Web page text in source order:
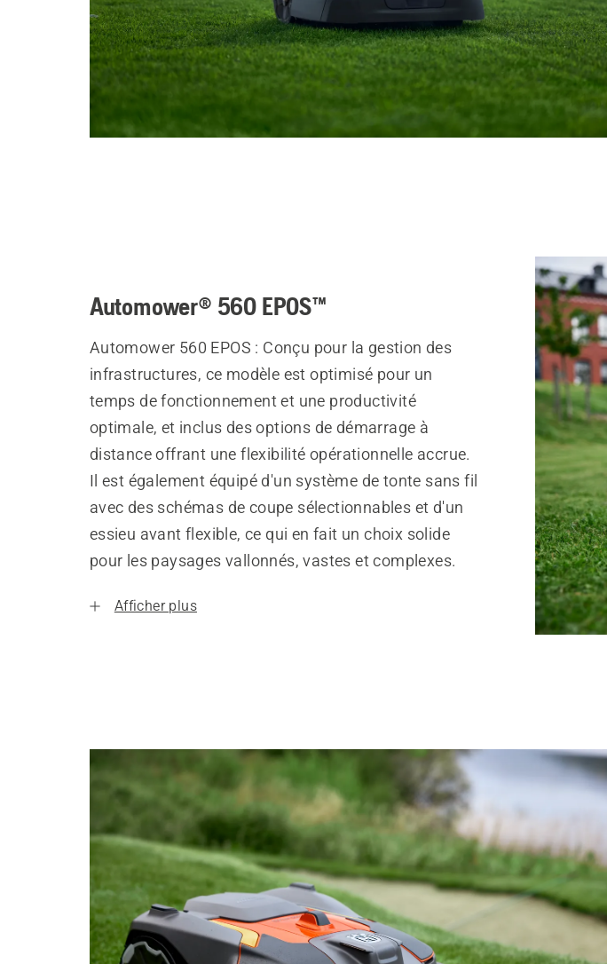
Automower® 560 EPOS™
Automower 560 EPOS : Conçu pour la gestion des
infrastructures, ce modèle est optimisé pour un
temps de fonctionnement et une productivité
optimale, et inclus des options de démarrage à
distance offrant une flexibilité opérationnelle accrue.
Il est également équipé d'un système de tonte sans fil
avec des schémas de coupe sélectionnables et d'un
essieu avant flexible, ce qui en fait un choix solide
pour les paysages vallonnés, vastes et complexes.
Afficher plus